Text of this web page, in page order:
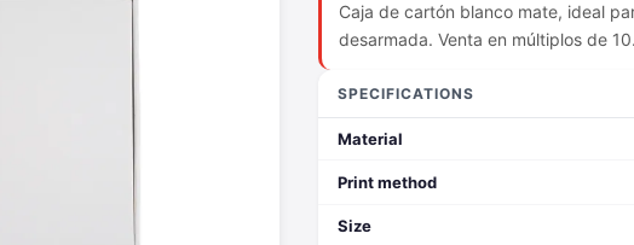
Caja de cartón blanco mate, ideal
desarmada. Venta en múltiplos de 10.
SPECIFICATIONS
Material
Print method
Size